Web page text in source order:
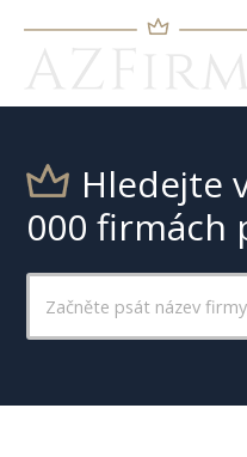
Hledejte
000 firmách